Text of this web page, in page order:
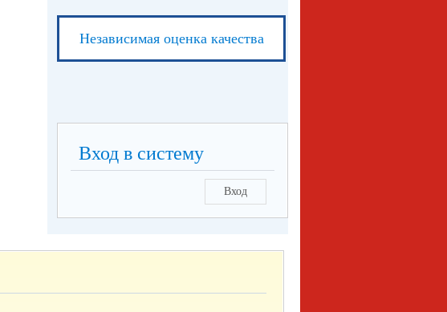
Независимая оценка качества
Вход в систему
Вход